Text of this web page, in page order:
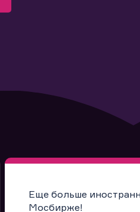
Еще больше
Мосбирже!